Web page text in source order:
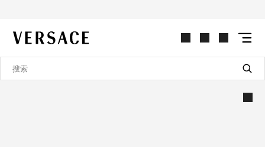
VERSACE | 主页